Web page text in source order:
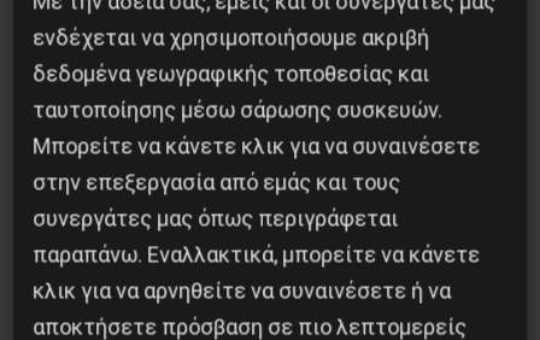
Η Μπουρκίνα Φάσο του Τραορέ αντι-
ιμπεριαλιστική σχισμή της ιστορίας
26 Μαΐου 2025
ενδέχεται να χρησιμοποιήσουμε ακριβή
δεδομένα γεωγραφικής τοποθεσίας και
ταυτοποίησης μέσω σάρωσης συσκευών.
Μπορείτε να κάνετε κλικ για να συναινέσετε
στην επεξεργασία από εμάς και τους
συνεργάτες μας όπως περιγράφεται
παραπάνω. Εναλλακτικά, μπορείτε να κάνετε
κλικ για να αρνηθείτε να συναινέσετε ή να
αποκτήσετε πρόσβαση σε πιο λεπτομερείς